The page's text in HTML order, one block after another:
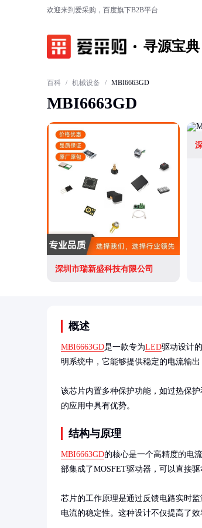
欢迎来到爱采购，百度旗下B2B平台
寻源宝典
百科 / 机械设备 / MBI6663GD
MBI6663GD
深圳市瑞新盛科技有限公司
概述
MBI6663GD是一款专为LED驱动设计
明系统中，它能够提供稳定的电流输
该芯片内置多种保护功能，如过热保
的应用中具有优势。
结构与原理
MBI6663GD的核心是一个高精度的电
部集成了MOSFET驱动器，可以直接
芯片的工作原理是通过反馈电路实时
电流的稳定性。这种设计不仅提高了效